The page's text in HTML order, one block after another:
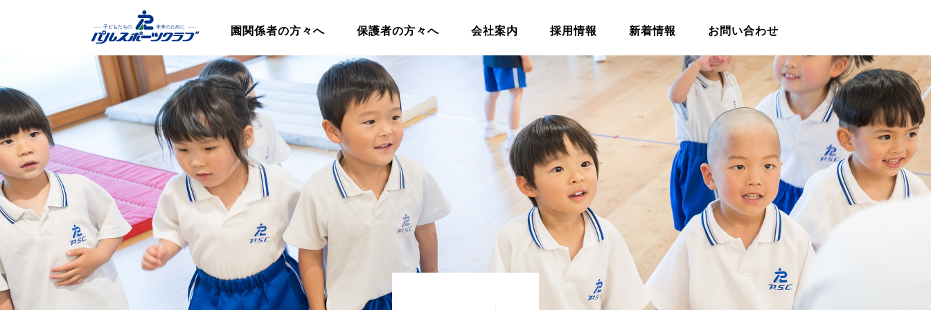
園関係者の方々へ 保護者の方々へ 会社案内 採用情報 新着情報 お問い合わせ